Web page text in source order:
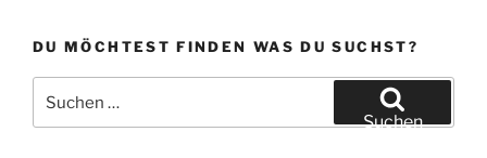
DU MÖCHTEST FINDEN WAS DU SUCHST?
nach:
Suchen